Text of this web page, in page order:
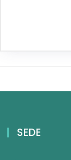
SEDE